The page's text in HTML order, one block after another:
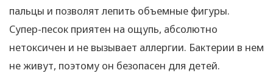
пальцы и позволят лепить объемные фигуры.
Супер-песок приятен на ощупь, абсолютно
нетоксичен и не вызывает аллергии. Бактерии в нем
не живут, поэтому он безопасен для детей.